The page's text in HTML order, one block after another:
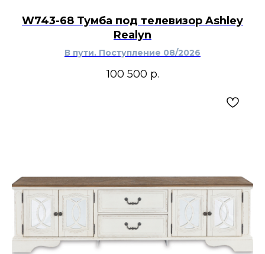
W743-68 Тумба под телевизор Ashley
Realyn
В пути. Поступление 08/2026
100 500 р.